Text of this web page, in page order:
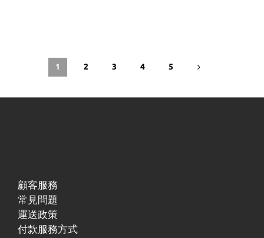
1 2 3 4 5
顧客服務
常見問題
運送政策
付款服務方式